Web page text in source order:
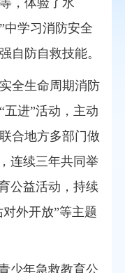
中学习消防安全
自防自救技能。
全生命周期消防
进”活动，主动
合地方多部门做
连续三年共同举
公益活动，持续
外开放”等主题
少年急救教育公